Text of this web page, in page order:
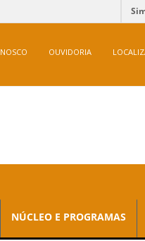
OUVIDORIA
NÚCLEO E PROGRAMAS